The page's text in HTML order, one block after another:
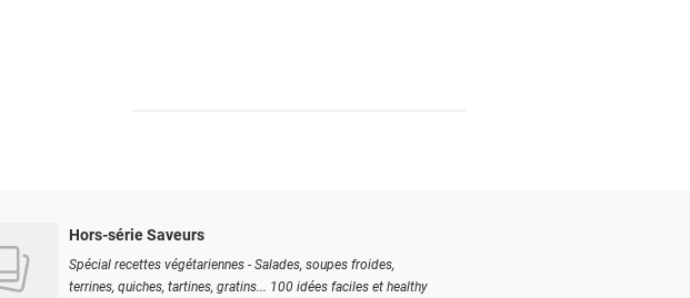
Hors-série Saveurs
Spécial recettes végétariennes - Salades, soupes froides,
terrines, quiches, tartines, gratins... 100 idées faciles et healthy